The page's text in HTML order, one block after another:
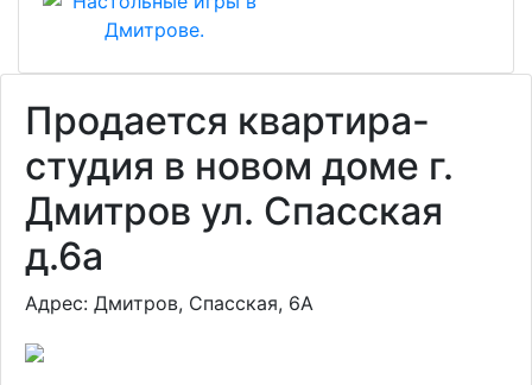
Продается квартира-
студия в новом доме г.
Дмитров ул. Спасская
д.6а
Адрес: Дмитров, Спасская, 6А